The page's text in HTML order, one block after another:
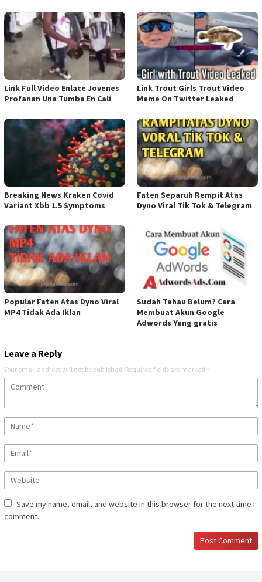
Link Full Video Enlace Jovenes
Profanan Una Tumba En Cali
Link Trout Girls Trout Video
Meme On Twitter Leaked
Breaking News Kraken Covid
Variant Xbb 1.5 Symptoms
Faten Separuh Rempit Atas
Dyno Viral Tik Tok & Telegram
Popular Faten Atas Dyno Viral
MP4 Tidak Ada Iklan
Sudah Tahau Belum? Cara
Membuat Akun Google
Adwords Yang gratis
Leave a Reply
Your email address will not be published. Required fields are marked *
Save my name, email, and website in this browser for the next time I
comment.